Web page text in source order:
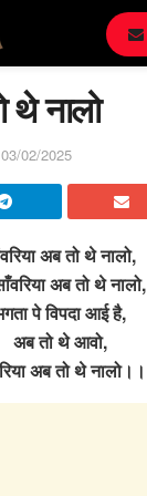
थे नालो
03/02/2025
अब तो थे नालो,
अब तो थे नालो,
पे विपदा आई है,
अब तो थे आवो,
अब तो थे नालो।।